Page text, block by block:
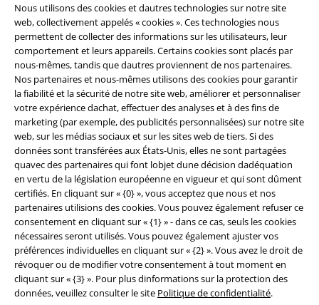
Nous utilisons des cookies et dautres technologies sur notre site
web, collectivement appelés « cookies ». Ces technologies nous
permettent de collecter des informations sur les utilisateurs, leur
comportement et leurs appareils. Certains cookies sont placés par
nous-mêmes, tandis que dautres proviennent de nos partenaires.
Nos partenaires et nous-mêmes utilisons des cookies pour garantir
la fiabilité et la sécurité de notre site web, améliorer et personnaliser
votre expérience dachat, effectuer des analyses et à des fins de
marketing (par exemple, des publicités personnalisées) sur notre site
web, sur les médias sociaux et sur les sites web de tiers. Si des
données sont transférées aux États-Unis, elles ne sont partagées
quavec des partenaires qui font lobjet dune décision dadéquation
en vertu de la législation européenne en vigueur et qui sont dûment
certifiés. En cliquant sur « {0} », vous acceptez que nous et nos
partenaires utilisions des cookies. Vous pouvez également refuser ce
consentement en cliquant sur « {1} » - dans ce cas, seuls les cookies
nécessaires seront utilisés. Vous pouvez également ajuster vos
préférences individuelles en cliquant sur « {2} ». Vous avez le droit de
révoquer ou de modifier votre consentement à tout moment en
cliquant sur « {3} ». Pour plus dinformations sur la protection des
données, veuillez consulter le site Politique de confidentialité.
Légal
Conditions générales
Éditeur
Clauses de confidentialité
Élimination des déchets et protection de l'environnement
Déclaration de Conformité